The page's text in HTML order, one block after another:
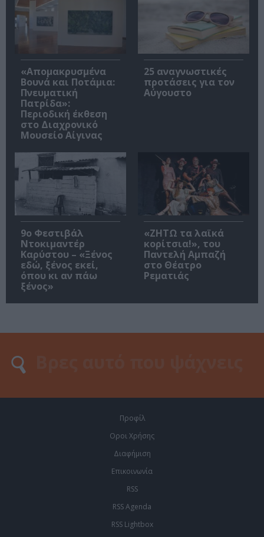
«Απομακρυσμένα
Βουνά και Ποτάμια:
Πνευματική
Πατρίδα»:
Περιοδική έκθεση
στο Διαχρονικό
Μουσείο Αίγινας
25 αναγνωστικές
προτάσεις για τον
Αύγουστο
9ο Φεστιβάλ
Ντοκιμαντέρ
Καρύστου – «Ξένος
εδώ, ξένος εκεί,
όπου κι αν πάω
ξένος»
«ΖΗΤΩ τα λαϊκά
κορίτσια!», του
Παντελή Αμπαζή
στο Θέατρο
Ρεματιάς
Προφίλ
Οροι Χρήσης
Διαφήμιση
Επικοινωνία
RSS
RSS Agenda
RSS Lightbox